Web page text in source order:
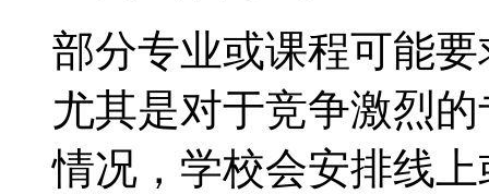
部分专业或课程可能
尤其是对于竞争激烈
情况，学校会安排线